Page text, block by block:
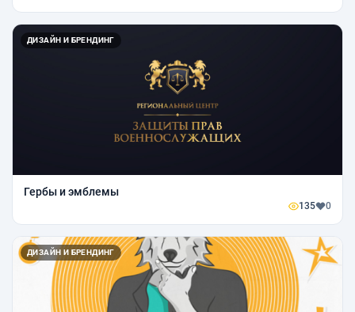
ДИЗАЙН И БРЕНДИНГ
Гербы и эмблемы
135 0
ДИЗАЙН И БРЕНДИНГ